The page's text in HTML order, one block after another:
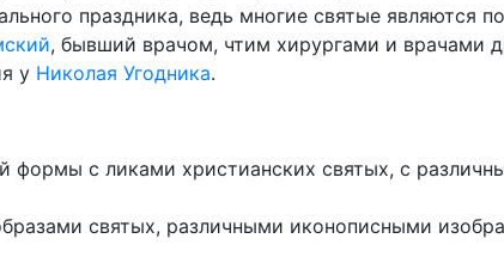
праздника, ведь многие святые являются
, бывший врачом, чтим хирургами и врачами
у Николая Угодника.
формы с ликами христианских святых, с
святых, различными иконописными